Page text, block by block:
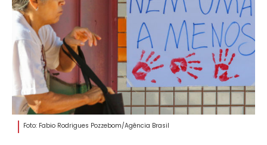
Foto: Fabio Rodrigues Pozzebom/Agência Brasil